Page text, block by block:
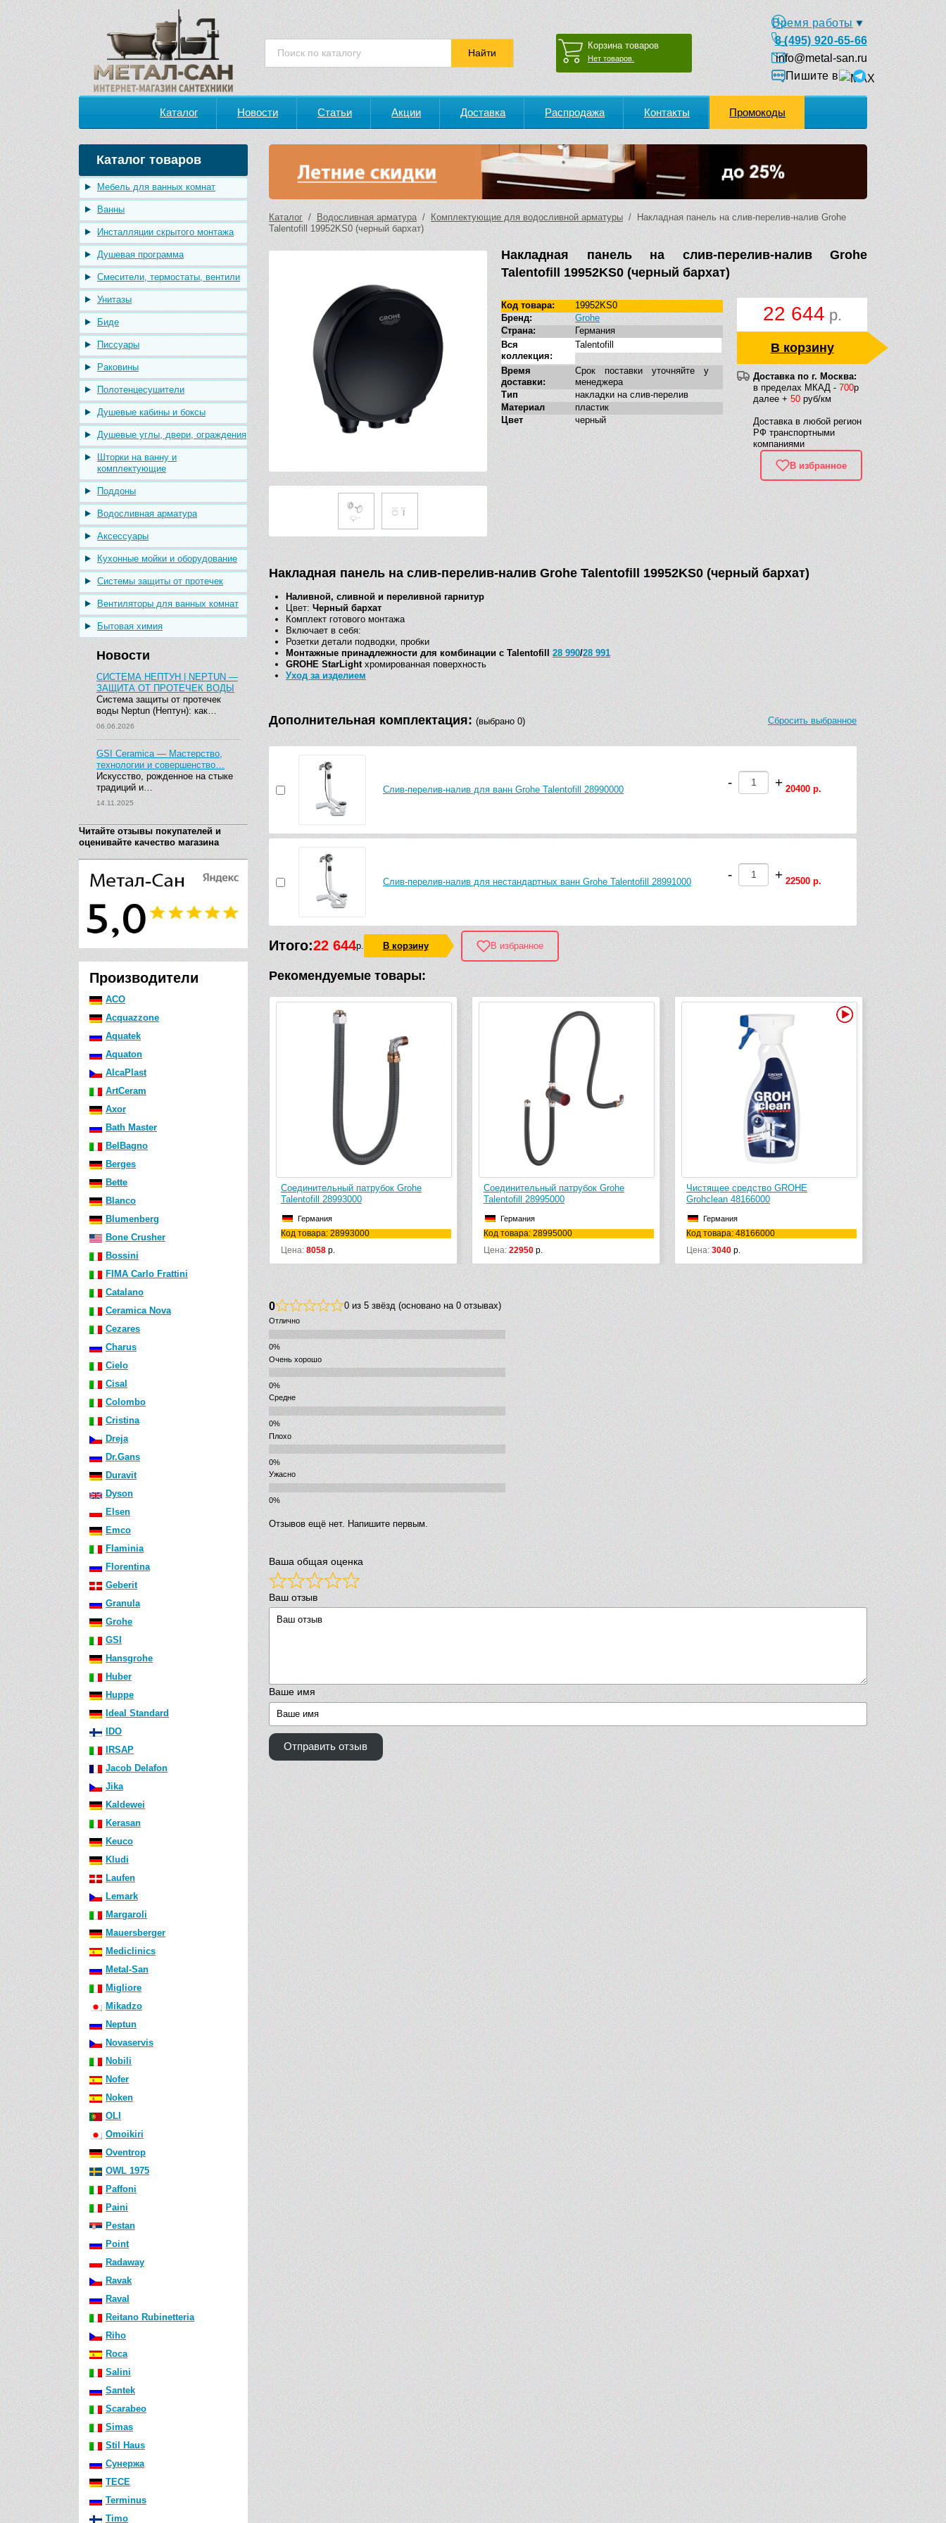
Корзина товаров
Нет товаров.
Время работы
8 (495) 920-65-66
info@metal-san.ru
Пишите в
Каталог Новости Статьи Акции Доставка Распродажа Контакты Промокоды
Каталог товаров
Мебель для ванных комнат
Ванны
Инсталляции скрытого монтажа
Душевая программа
Смесители, термостаты, вентили
Унитазы
Биде
Писсуары
Раковины
Полотенцесушители
Душевые кабины и боксы
Душевые углы, двери, ограждения
Шторки на ванну и
комплектующие
Поддоны
Водосливная арматура
Аксессуары
Кухонные мойки и оборудование
Системы защиты от протечек
Вентиляторы для ванных комнат
Бытовая химия
Новости
СИСТЕМА НЕПТУН | NEPTUN —
ЗАЩИТА ОТ ПРОТЕЧЕК ВОДЫ
Система защиты от протечек
воды Neptun (Нептун): как…
06.06.2026
GSI Ceramica — Мастерство,
технологии и совершенство…
Искусство, рожденное на стыке
традиций и…
14.11.2025
Читайте отзывы покупателей и
оценивайте качество магазина
Производители
ACO
Acquazzone
Aquatek
Aquaton
AlcaPlast
ArtCeram
Axor
Bath Master
BelBagno
Berges
Bette
Blanco
Blumenberg
Bone Crusher
Bossini
FIMA Carlo Frattini
Catalano
Ceramica Nova
Cezares
Charus
Cielo
Cisal
Colombo
Cristina
Dreja
Dr.Gans
Duravit
Dyson
Elsen
Emco
Flaminia
Florentina
Geberit
Granula
Grohe
GSI
Hansgrohe
Huber
Huppe
Ideal Standard
IDO
IRSAP
Jacob Delafon
Jika
Kaldewei
Kerasan
Keuco
Kludi
Laufen
Lemark
Margaroli
Mauersberger
Mediclinics
Metal-San
Migliore
Mikadzo
Neptun
Novaservis
Nobili
Nofer
Noken
OLI
Omoikiri
Oventrop
OWL 1975
Paffoni
Paini
Pestan
Point
Radaway
Ravak
Raval
Reitano Rubinetteria
Riho
Roca
Salini
Santek
Scarabeo
Simas
Stil Haus
Сунержа
TECE
Terminus
Timo
Каталог / Водосливная арматура/ Комплектующие для водосливной арматуры / Накладная панель на слив-перелив-налив Grohe
Talentofill 19952KS0 (черный бархат)
Накладная панель на слив-перелив-налив Grohe
Talentofill 19952KS0 (черный бархат)
22 644 р.
В корзину
Доставка по г. Москва:
в пределах МКАД - 700р
далее + 50 руб/км
Доставка в любой регион
РФ транспортными
компаниями
В избранное
Код товара:
19952KS0
Бренд:
Grohe
Страна:
Германия
Вся
коллекция:
Talentofill
Время
доставки:
Срок поставки уточняйте у
менеджера
Тип
накладки на слив-перелив
Материал
пластик
Цвет
черный
Накладная панель на слив-перелив-налив Grohe Talentofill 19952KS0 (черный бархат)
Наливной, сливной и переливной гарнитур
Цвет: Черный бархат
Комплект готового монтажа
Включает в себя:
Розетки детали подводки, пробки
Монтажные принадлежности для комбинации с Talentofill 28 990/28 991
GROHE StarLight хромированная поверхность
Уход за изделием
Дополнительная комплектация: (выбрано 0) Сбросить выбранное
Слив-перелив-налив для ванн Grohe Talentofill 28990000 - + 20400 р.
Слив-перелив-налив для нестандартных ванн Grohe Talentofill 28991000 - + 22500 р.
Итого:22 644р. В корзину В избранное
Рекомендуемые товары:
Соединительный патрубок Grohe
Talentofill 28993000
Германия
Код товара: 28993000
Цена: 8058 р.
Соединительный патрубок Grohe
Talentofill 28995000
Германия
Код товара: 28995000
Цена: 22950 р.
Чистящее средство GROHE
Grohclean 48166000
Германия
Код товара: 48166000
Цена: 3040 р.
0 0 из 5 звёзд (основано на 0 отзывах)
Отлично
Очень хорошо
Средне
Плохо
Ужасно
Отзывов ещё нет. Напишите первым.
Ваша общая оценка
Ваш отзыв
Ваше имя
Отправить отзыв